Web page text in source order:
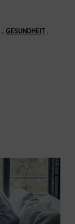
, GESUNDHEIT,